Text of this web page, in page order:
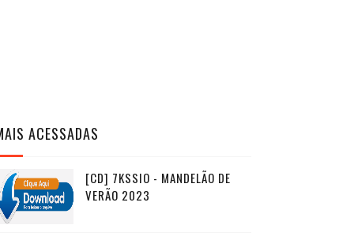
ACESSADAS
[CD] 7KSSIO - MANDELÃO DE
VERÃO 2023